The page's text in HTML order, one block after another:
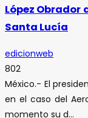
López Obrador
Santa Lucía
edicionweb
802
México.- El
en el caso del
momento su d...